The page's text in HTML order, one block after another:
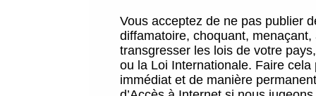
Vous acceptez de ne pas publier
diffamatoire, choquant,
transgresser les lois de votre
ou la Loi Internationale. Faire
immédiat et de manière